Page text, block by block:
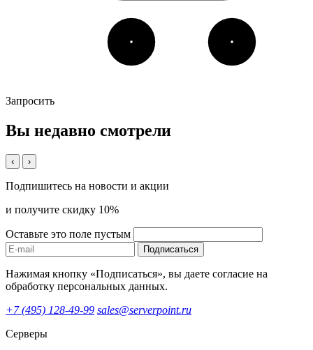
Запросить
Вы недавно смотрели
‹ ›
Подпишитесь на новости и акции
и получите скидку 10%
Оставьте это поле пустым
Подписаться
Нажимая кнопку «Подписаться», вы даете согласие на
обработку персональных данных.
+7 (495) 128-49-99 sales@serverpoint.ru
Серверы